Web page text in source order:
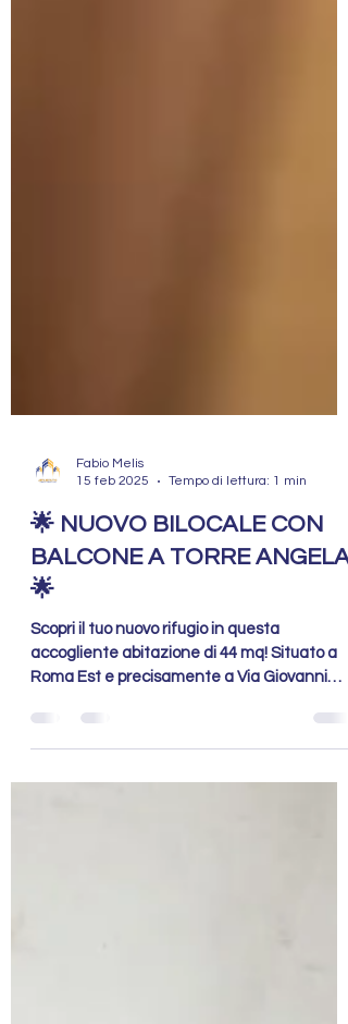
15 feb 2025
Tempo di lettura: 1 min
🌟 NUOVO BILOCALE CON
BALCONE A TORRE ANGELA!
🌟
Scopri il tuo nuovo rifugio in questa
Roma Est e precisamente a Via Giovanni